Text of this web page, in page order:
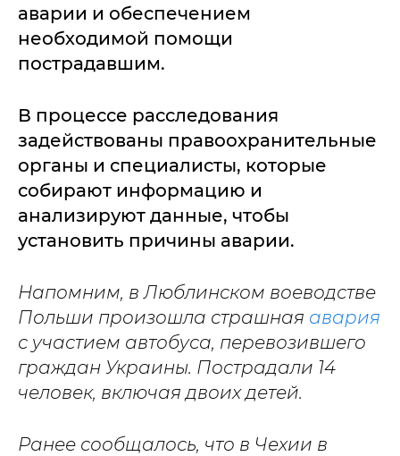
аварии и обеспечением
необходимой помощи
пострадавшим.
В процессе расследования
задействованы правоохранительные
органы и специалисты, которые
собирают информацию и
анализируют данные, чтобы
установить причины аварии.
Напомним, в Люблинском воеводстве
Польши произошла страшная авария
с участием автобуса, перевозившего
граждан Украины. Пострадали 14
человек, включая двоих детей.
Ранее сообщалось, что в Чехии в